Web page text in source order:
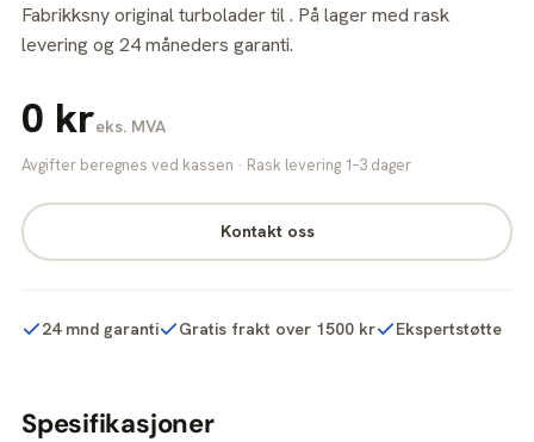
Fabrikksny original turbolader til . På lager med rask
levering og 24 måneders garanti.
0 kreks. MVA
Avgifter beregnes ved kassen · Rask levering 1–3 dager
Kontakt oss
24 mnd garanti Gratis frakt over 1500 kr Ekspertstøtte
Spesifikasjoner